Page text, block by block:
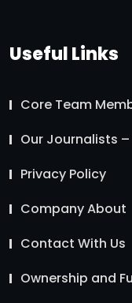
Useful Links
Core Team
Our Journalists
Privacy Policy
Company About
Contact With Us
Ownership and